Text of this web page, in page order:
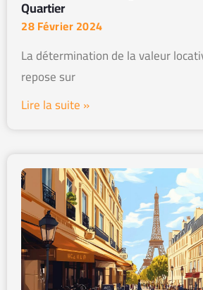
Quartier
28 Février 2024
La détermination de la valeur
repose sur
Lire la suite »